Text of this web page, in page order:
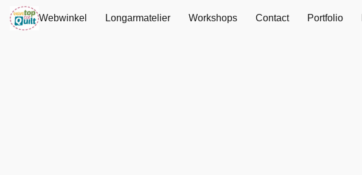
Webwinkel Longarmatelier Workshops Contact Portfolio